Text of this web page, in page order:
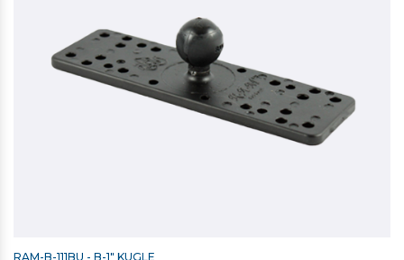
RAM-B-111BU - B-1" KUGLE